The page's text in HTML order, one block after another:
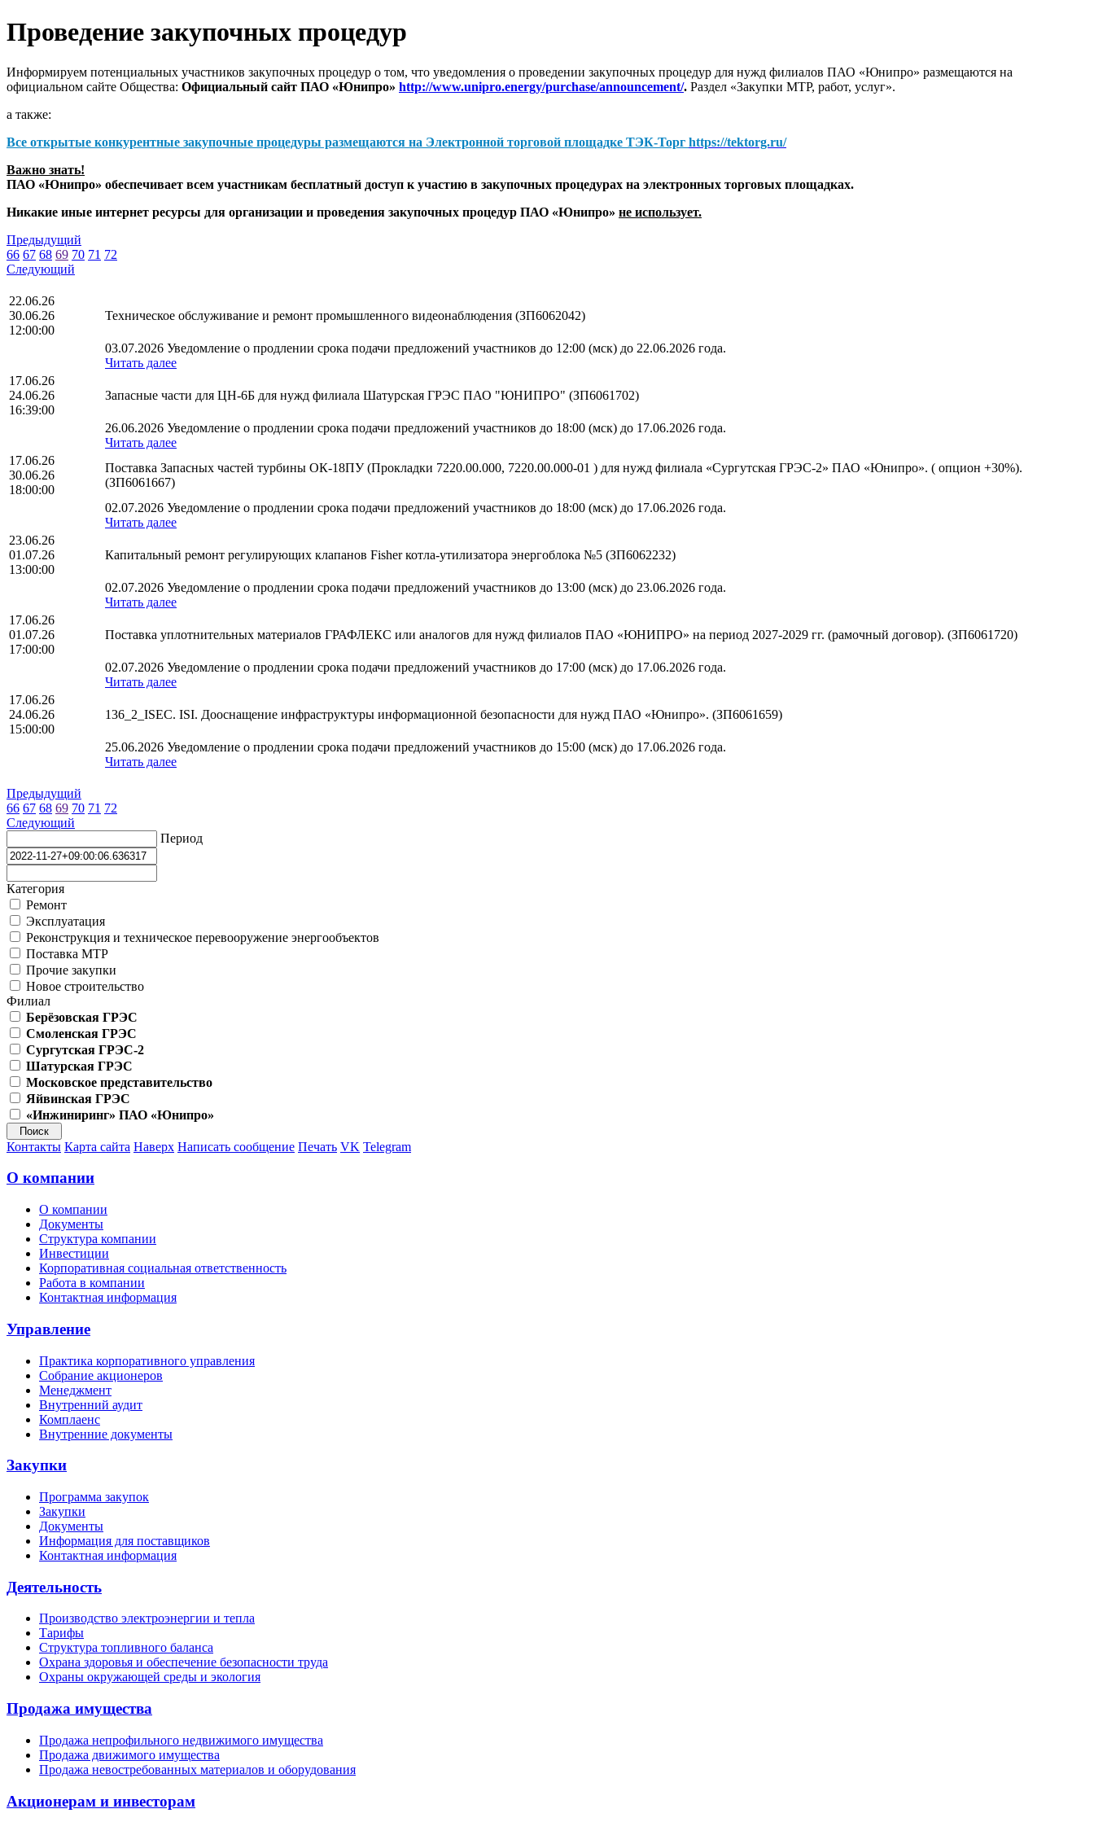
Проведение закупочных процедур
Информируем потенциальных участников закупочных процедур о том, что уведомления о проведении закупочных процедур для нужд филиалов ПАО «Юнипро» размещаются на
официальном сайте Общества: Официальный сайт ПАО «Юнипро» http://www.unipro.energy/purchase/announcement/. Раздел «Закупки МТР, работ, услуг».
а также:
Все открытые конкурентные закупочные процедуры размещаются на Электронной торговой площадке ТЭК-Торг https://tektorg.ru/
Важно знать!
ПАО «Юнипро» обеспечивает всем участникам бесплатный доступ к участию в закупочных процедурах на электронных торговых площадках.
Никакие иные интернет ресурсы для организации и проведения закупочных процедур ПАО «Юнипро» не использует.
Предыдущий
66 67 68 69 70 71 72
Следующий
22.06.26
30.06.26
12:00:00
Техническое обслуживание и ремонт промышленного видеонаблюдения (ЗП6062042)
03.07.2026 Уведомление о продлении срока подачи предложений участников до 12:00 (мск) до 22.06.2026 года.
Читать далее
17.06.26
24.06.26
16:39:00
Запасные части для ЦН-6Б для нужд филиала Шатурская ГРЭС ПАО "ЮНИПРО" (ЗП6061702)
26.06.2026 Уведомление о продлении срока подачи предложений участников до 18:00 (мск) до 17.06.2026 года.
Читать далее
17.06.26
30.06.26
18:00:00
Поставка Запасных частей турбины ОК-18ПУ (Прокладки 7220.00.000, 7220.00.000-01 ) для нужд филиала «Сургутская ГРЭС-2» ПАО «Юнипро». ( опцион +30%).
(ЗП6061667)
02.07.2026 Уведомление о продлении срока подачи предложений участников до 18:00 (мск) до 17.06.2026 года.
Читать далее
23.06.26
01.07.26
13:00:00
Капитальный ремонт регулирующих клапанов Fisher котла-утилизатора энергоблока №5 (ЗП6062232)
02.07.2026 Уведомление о продлении срока подачи предложений участников до 13:00 (мск) до 23.06.2026 года.
Читать далее
17.06.26
01.07.26
17:00:00
Поставка уплотнительных материалов ГРАФЛЕКС или аналогов для нужд филиалов ПАО «ЮНИПРО» на период 2027-2029 гг. (рамочный договор). (ЗП6061720)
02.07.2026 Уведомление о продлении срока подачи предложений участников до 17:00 (мск) до 17.06.2026 года.
Читать далее
17.06.26
24.06.26
15:00:00
136_2_ISEC. ISI. Дооснащение инфраструктуры информационной безопасности для нужд ПАО «Юнипро». (ЗП6061659)
25.06.2026 Уведомление о продлении срока подачи предложений участников до 15:00 (мск) до 17.06.2026 года.
Читать далее
Предыдущий
66 67 68 69 70 71 72
Следующий
Период
Категория
Ремонт
Эксплуатация
Реконструкция и техническое перевооружение энергообъектов
Поставка МТР
Прочие закупки
Новое строительство
Филиал
Берёзовская ГРЭС
Смоленская ГРЭС
Сургутская ГРЭС-2
Шатурская ГРЭС
Московское представительство
Яйвинская ГРЭС
«Инжиниринг» ПАО «Юнипро»
Контакты Карта сайта Наверх Написать сообщение Печать VK Telegram
О компании
О компании
Документы
Структура компании
Инвестиции
Корпоративная социальная ответственность
Работа в компании
Контактная информация
Управление
Практика корпоративного управления
Собрание акционеров
Менеджмент
Внутренний аудит
Комплаенс
Внутренние документы
Закупки
Программа закупок
Закупки
Документы
Информация для поставщиков
Контактная информация
Деятельность
Производство электроэнергии и тепла
Тарифы
Структура топливного баланса
Охрана здоровья и обеспечение безопасности труда
Охраны окружающей среды и экология
Продажа имущества
Продажа непрофильного недвижимого имущества
Продажа движимого имущества
Продажа невостребованных материалов и оборудования
Акционерам и инвесторам